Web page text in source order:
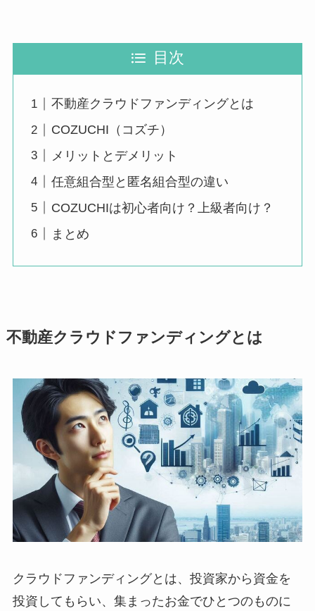
目次
不動産クラウドファンディングとは
COZUCHI（コズチ）
メリットとデメリット
任意組合型と匿名組合型の違い
COZUCHIは初心者向け？上級者向け？
まとめ
不動産クラウドファンディングとは
クラウドファンディングとは、投資家から資金を
投資してもらい、集まったお金でひとつのものに